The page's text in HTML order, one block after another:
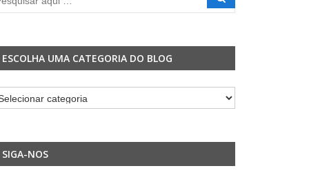
ESCOLHA UMA CATEGORIA DO BLOG
SIGA-NOS